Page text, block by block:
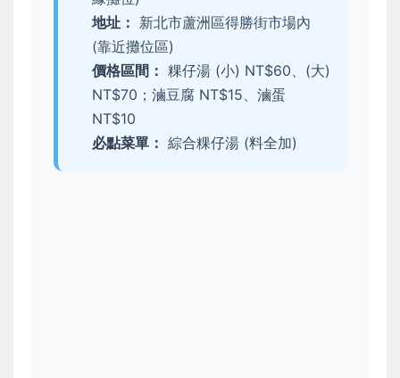
地址： 新北市蘆洲區得勝街市場內
(靠近攤位區)
價格區間： 粿仔湯 (小) NT$60、(大)
NT$70；滷豆腐 NT$15、滷蛋
NT$10
必點菜單： 綜合粿仔湯 (料全加)